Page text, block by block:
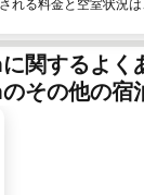
れる料金と空室状況
関するよく
その他の宿